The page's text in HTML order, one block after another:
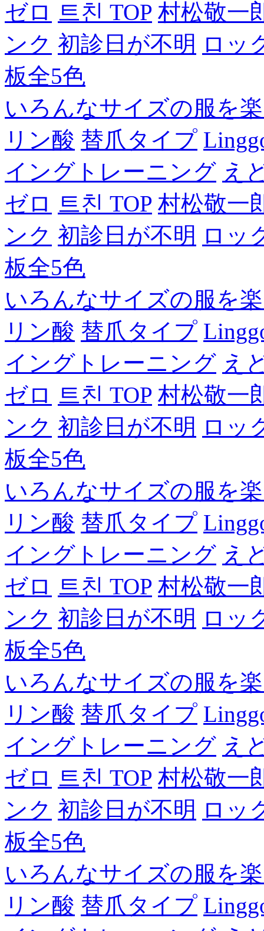
ゼロ 트친 TOP 村松敬一
ンク 初診日が不明 ロッ
板全5色
いろんなサイズの服を
リン酸 替爪タイプ
イングトレーニング え
ゼロ 트친 TOP 村松敬一
ンク 初診日が不明 ロッ
板全5色
いろんなサイズの服を
リン酸 替爪タイプ
イングトレーニング え
ゼロ 트친 TOP 村松敬一
ンク 初診日が不明 ロッ
板全5色
いろんなサイズの服を
リン酸 替爪タイプ
イングトレーニング え
ゼロ 트친 TOP 村松敬一
ンク 初診日が不明 ロッ
板全5色
いろんなサイズの服を
リン酸 替爪タイプ
イングトレーニング え
ゼロ 트친 TOP 村松敬一
ンク 初診日が不明 ロッ
板全5色
いろんなサイズの服を
リン酸 替爪タイプ